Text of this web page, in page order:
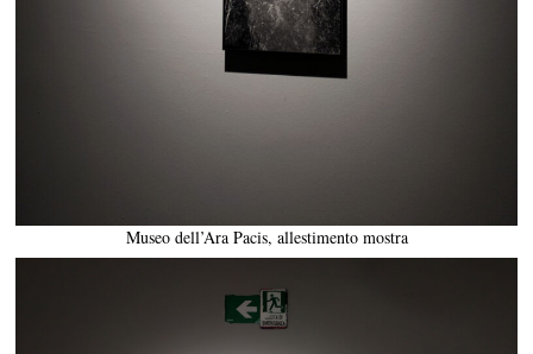
Museo dell’Ara Pacis, allestimento mostra